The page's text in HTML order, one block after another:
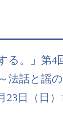
る。」第4
法話と謡
23日（日